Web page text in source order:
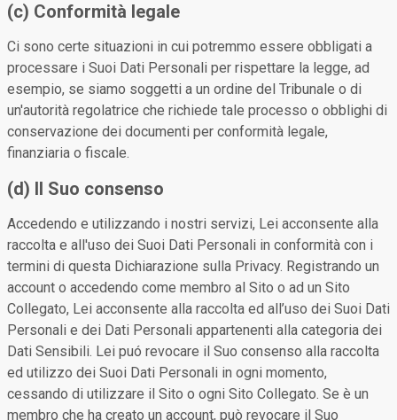
(c) Conformità legale
Ci sono certe situazioni in cui potremmo essere obbligati a
processare i Suoi Dati Personali per rispettare la legge, ad
esempio, se siamo soggetti a un ordine del Tribunale o di
un'autorità regolatrice che richiede tale processo o obblighi di
conservazione dei documenti per conformità legale,
finanziaria o fiscale.
(d) Il Suo consenso
Accedendo e utilizzando i nostri servizi, Lei acconsente alla
raccolta e all'uso dei Suoi Dati Personali in conformità con i
termini di questa Dichiarazione sulla Privacy. Registrando un
account o accedendo come membro al Sito o ad un Sito
Collegato, Lei acconsente alla raccolta ed all’uso dei Suoi Dati
Personali e dei Dati Personali appartenenti alla categoria dei
Dati Sensibili. Lei puó revocare il Suo consenso alla raccolta
ed utilizzo dei Suoi Dati Personali in ogni momento,
cessando di utilizzare il Sito o ogni Sito Collegato. Se è un
membro che ha creato un account, può revocare il Suo